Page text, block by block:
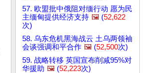
57. 欧盟批中俄阻对缅行动 愿为民
主缅甸提供经济支持 🖼️ (52,622
次)
58. 乌东危机黑海战云 土乌两领袖
会谈强调和平合作 🖼️ (52,500次)
59. 战略转移 英国宣布削减95%对
华援助 🖼️ (52,223次)